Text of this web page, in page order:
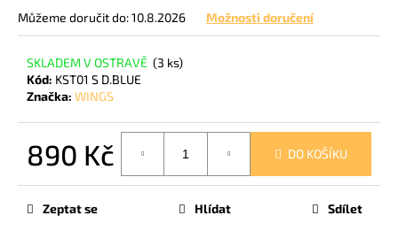
Můžeme doručit do:10.8.2026 Možnosti doručení
SKLADEM V OSTRAVĚ (3 ks)
Kód: KST01 S D.BLUE
Značka: WINGS
890 Kč DO KOŠÍKU
Zeptat se Hlídat Sdílet
o
r
u
u
m